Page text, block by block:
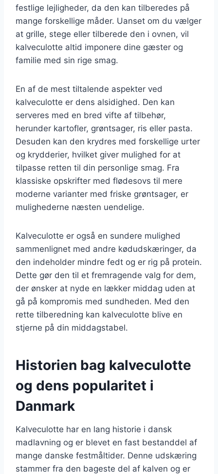
festlige lejligheder, da den kan tilberedes på
mange forskellige måder. Uanset om du vælger
at grille, stege eller tilberede den i ovnen, vil
kalveculotte altid imponere dine gæster og
familie med sin rige smag.
En af de mest tiltalende aspekter ved
kalveculotte er dens alsidighed. Den kan
serveres med en bred vifte af tilbehør,
herunder kartofler, grøntsager, ris eller pasta.
Desuden kan den krydres med forskellige urter
og krydderier, hvilket giver mulighed for at
tilpasse retten til din personlige smag. Fra
klassiske opskrifter med flødesovs til mere
moderne varianter med friske grøntsager, er
mulighederne næsten uendelige.
Kalveculotte er også en sundere mulighed
sammenlignet med andre kødudskæringer, da
den indeholder mindre fedt og er rig på protein.
Dette gør den til et fremragende valg for dem,
der ønsker at nyde en lækker middag uden at
gå på kompromis med sundheden. Med den
rette tilberedning kan kalveculotte blive en
stjerne på din middagstabel.
Historien bag kalveculotte
og dens popularitet i
Danmark
Kalveculotte har en lang historie i dansk
madlavning og er blevet en fast bestanddel af
mange danske festmåltider. Denne udskæring
stammer fra den bageste del af kalven og er